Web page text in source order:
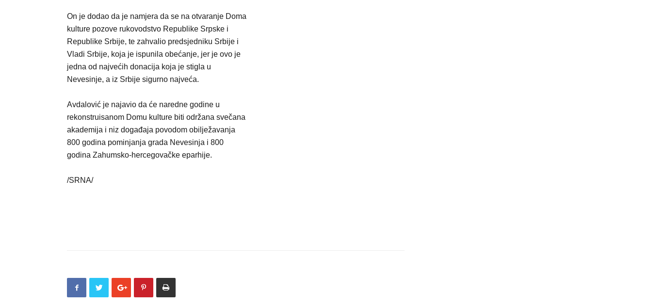
On je dodao da je namjera da se na otvaranje Doma
kulture pozove rukovodstvo Republike Srpske i
Republike Srbije, te zahvalio predsjedniku Srbije i
Vladi Srbije, koja je ispunila obećanje, jer je ovo je
jedna od najvećih donacija koja je stigla u
Nevesinje, a iz Srbije sigurno najveća.
Avdalović je najavio da će naredne godine u
rekonstruisanom Domu kulture biti održana svečana
akademija i niz događaja povodom obilježavanja
800 godina pominjanja grada Nevesinja i 800
godina Zahumsko-hercegovačke eparhije.
/SRNA/